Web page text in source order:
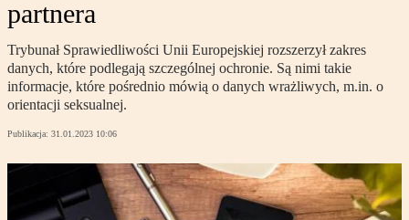
partnera
Trybunał Sprawiedliwości Unii Europejskiej rozszerzył zakres
danych, które podlegają szczególnej ochronie. Są nimi takie
informacje, które pośrednio mówią o danych wrażliwych, m.in. o
orientacji seksualnej.
Publikacja: 31.01.2023 10:06